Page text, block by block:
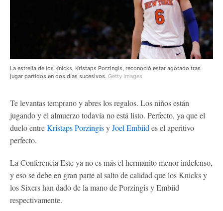
La estrella de los Knicks, Kristaps Porzingis, reconoció estar agotado tras
jugar partidos en dos días sucesivos. Getty Images
Te levantas temprano y abres los regalos. Los niños están
jugando y el almuerzo todavía no está listo. Perfecto, ya que el
duelo entreKristaps PorzingisyJoel Embiid es el aperitivo
perfecto.
La Conferencia Este ya no es más el hermanito menor indefenso,
y eso se debe en gran parte al salto de calidad que los Knicks y
los Sixers han dado de la mano de Porzingis y Embiid
respectivamente.